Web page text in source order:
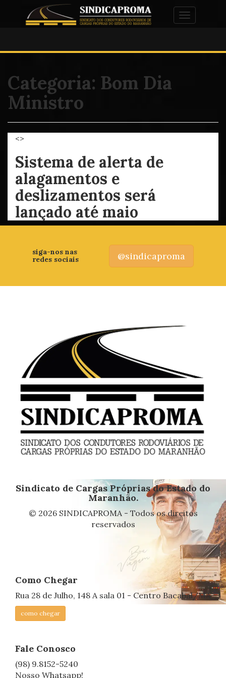
Alternar
Categoria: Bom Dia
Ministro
<>
Sistema de alerta de
alagamentos e
deslizamentos será
lançado até maio
siga-nos nas
redes sociais
@sindicaproma
Sindicato de Cargas Próprias do Estado do
Maranhão.
© 2026 SINDICAPROMA - Todos os direitos
reservados
Como Chegar
Rua 28 de Julho, 148 A sala 01 - Centro Bacabal/MA
como chegar
Fale Conosco
(98) 9.8152-5240
Nosso Whatsapp!